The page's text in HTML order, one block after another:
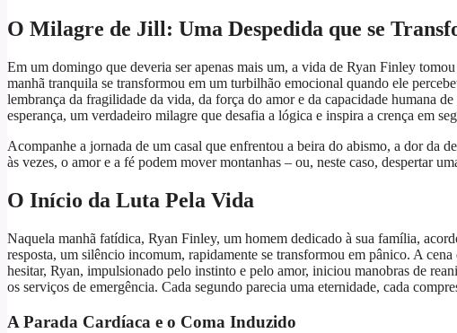
O Milagre de Jill: Uma Despedida que se
Em um domingo que deveria ser apenas mais um, a vida de Ryan Finley
manhã tranquila se transformou em um turbilhão emocional quando ele
lembrança da fragilidade da vida, da força do amor e da capacidade humana
esperança, um verdadeiro milagre que desafia a lógica e inspira a crença em
Acompanhe a jornada de um casal que enfrentou a beira do abismo, a dor da
às vezes, o amor e a fé podem mover montanhas – ou, neste caso, despertar
O Início da Luta Pela Vida
Naquela manhã fatídica, Ryan Finley, um homem dedicado à sua família,
resposta, um silêncio incomum, rapidamente se transformou em pânico. A
hesitar, Ryan, impulsionado pelo instinto e pelo amor, iniciou manobras de
os serviços de emergência. Cada segundo parecia uma eternidade, cada
A Parada Cardíaca e o Coma Induzido